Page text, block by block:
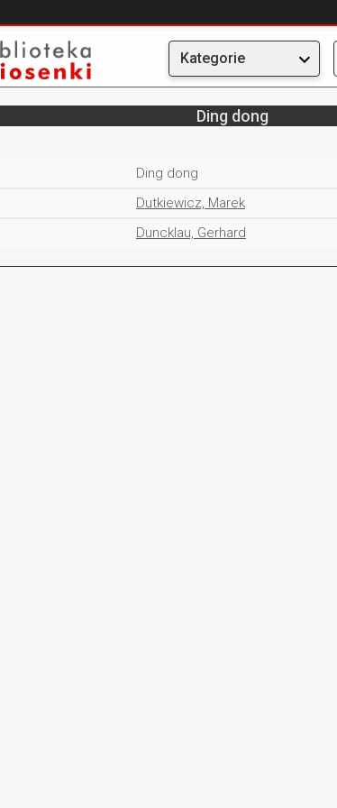
Kategorie
Ding dong
Ding dong
Dutkiewicz, Marek
Duncklau, Gerhard